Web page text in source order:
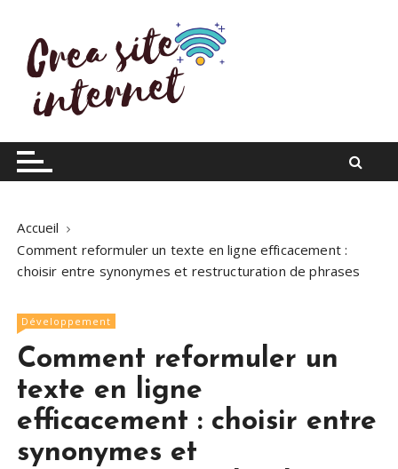
c
n
Crea site internet
Infos du web
Accueil
Comment reformuler un texte en ligne efficacement :
choisir entre synonymes et restructuration de phrases
Développement
Comment reformuler un
texte en ligne
efficacement : choisir entre
synonymes et